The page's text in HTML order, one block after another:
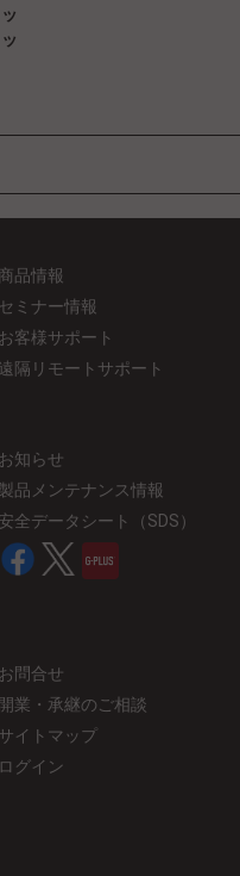
商品情報
セミナー情報
お客様サポート
遠隔リモートサポート
お知らせ
製品メンテナンス情報
安全データシート（SDS）
お問合せ
開業・承継のご相談
サイトマップ
ログイン